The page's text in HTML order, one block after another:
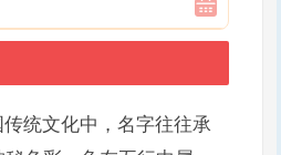
统文化中，名字往往承